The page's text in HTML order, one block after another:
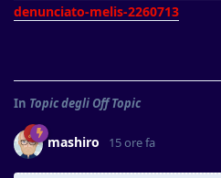
denunciato-melis-2260713
In Topic degli Off Topic
mashiro 15 ore fa